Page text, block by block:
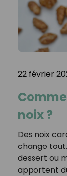
22 février
noix ?
Des noix
change
dessert ou
apportent